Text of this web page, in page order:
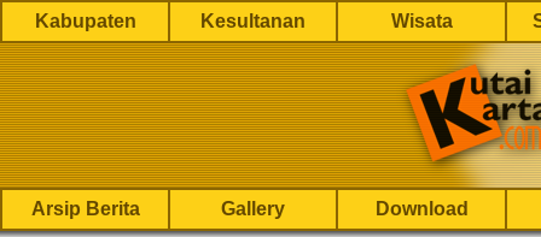
Kabupaten Kesultanan Wisata
Arsip Berita Gallery Download